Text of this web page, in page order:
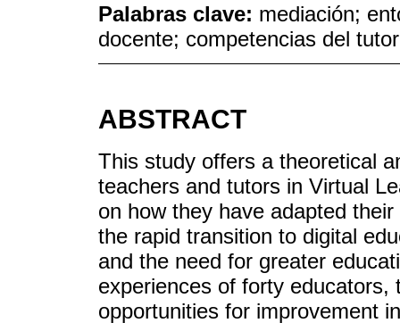
Palabras clave: mediación;
docente; competencias del tutor
ABSTRACT
This study offers a theoretical
teachers and tutors in Virtual
on how they have adapted
the rapid transition to digital
and the need for greater
experiences of forty
opportunities for improvement